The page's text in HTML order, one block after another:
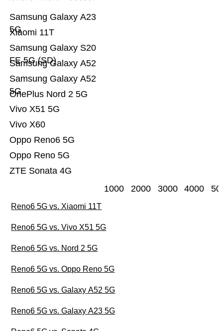
ZTE Sonata 4G
Oppo Reno 5G
Oppo Reno6 5G
Vivo X60
Vivo X51 5G
OnePlus Nord 2 5G
Samsung Galaxy A52
5G
Samsung Galaxy A52
Samsung Galaxy S20
FE 5G (SD)
Xiaomi 11T
Samsung Galaxy A23
5G
1000 2000 3000 4000
Reno6 5G vs. Xiaomi 11T
Reno6 5G vs. Vivo X51 5G
Reno6 5G vs. Nord 2 5G
Reno6 5G vs. Oppo Reno 5G
Reno6 5G vs. Galaxy A52 5G
Reno6 5G vs. Galaxy A23 5G